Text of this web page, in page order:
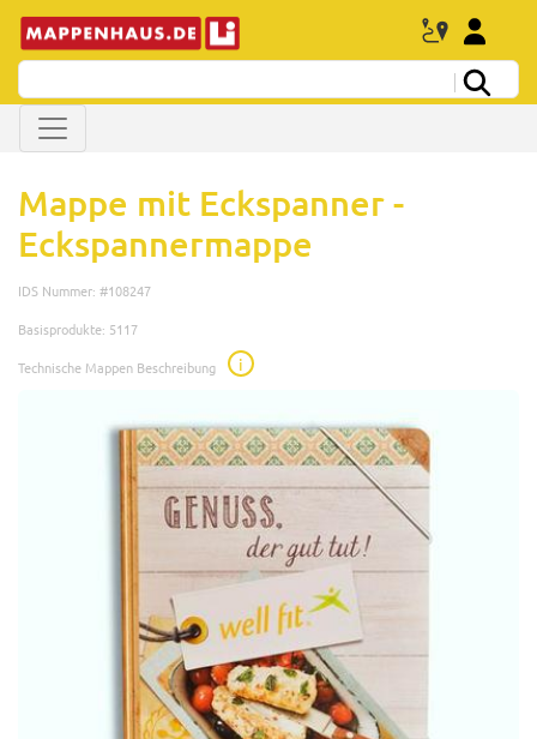
Mappe mit Eckspanner -
Eckspannermappe
IDS Nummer: #108247
Basisprodukte: 5117
Technische Mappen Beschreibung
i